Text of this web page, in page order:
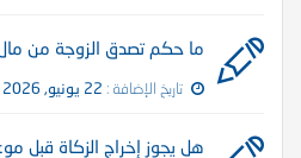
ما حكم تصدق الزوجة من
تاريخ الإضافة : 22 يونيو, 2026
هل يجوز إخراج الزكاة قبل